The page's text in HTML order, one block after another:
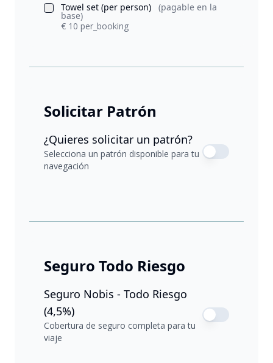
Towel set (per person)
(pagable en la
base)
€ 10 per_booking
Solicitar Patrón
¿Quieres solicitar un patrón?
Selecciona un patrón disponible para tu
navegación
Seguro Todo Riesgo
Seguro Nobis - Todo Riesgo
(4,5%)
Cobertura de seguro completa para tu
viaje